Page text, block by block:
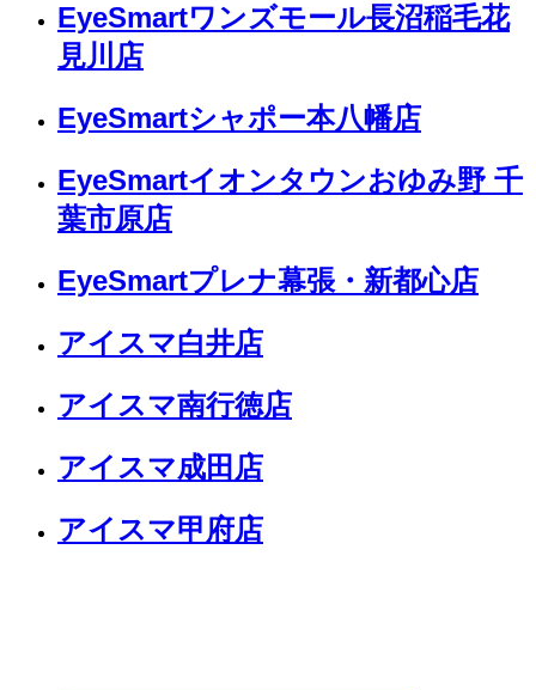
EyeSmartワンズモール長沼稲毛花
見川店
EyeSmartシャポー本八幡店
EyeSmartイオンタウンおゆみ野 千
葉市原店
EyeSmartプレナ幕張・新都心店
アイスマ白井店
アイスマ南行徳店
アイスマ成田店
アイスマ甲府店